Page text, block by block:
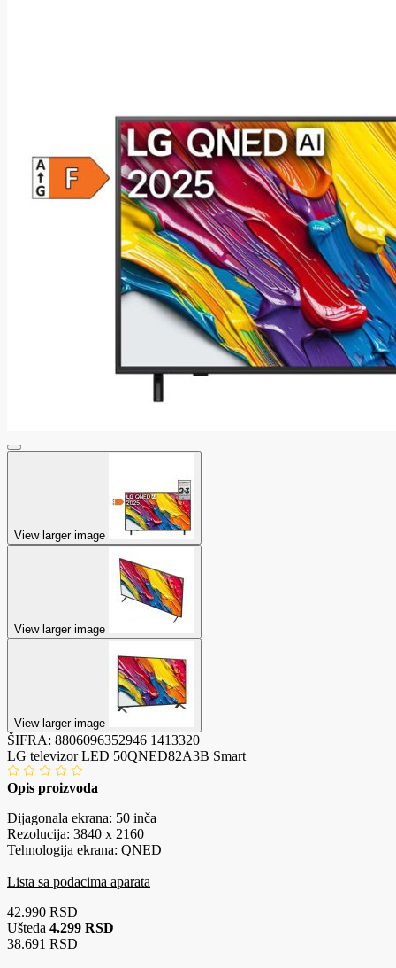
View larger image
View larger image
View larger image
ŠIFRA: 8806096352946 1413320
LG televizor LED 50QNED82A3B Smart
Opis proizvoda
Dijagonala ekrana: 50 inča
Rezolucija: 3840 x 2160
Tehnologija ekrana: QNED
Lista sa podacima aparata
42.990 RSD
Ušteda 4.299 RSD
38.691 RSD